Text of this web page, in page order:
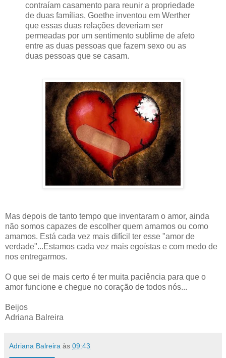
contraíam casamento para reunir a propriedade
de duas famílias, Goethe inventou em Werther
que essas duas relações deveriam ser
permeadas por um sentimento sublime de afeto
entre as duas pessoas que fazem sexo ou as
duas pessoas que se casam.
Mas depois de tanto tempo que inventaram o amor, ainda
não somos capazes de escolher quem amamos ou como
amamos. Está cada vez mais difícil ter esse "amor de
verdade"...Estamos cada vez mais egoístas e com medo de
nos entregarmos.
O que sei de mais certo é ter muita paciência para que o
amor funcione e chegue no coração de todos nós...
Beijos
Adriana Balreira
Adriana Balreira às 09:43